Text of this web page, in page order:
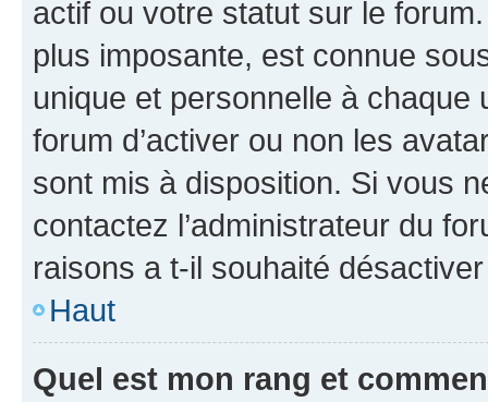
actif ou votre statut sur le
plus imposante, est connue
unique et personnelle à chaque
forum d’activer ou non les
sont mis à disposition. Si vous
contactez l’administrateur du
raisons a t-il souhaité
Haut
Quel est mon rang et